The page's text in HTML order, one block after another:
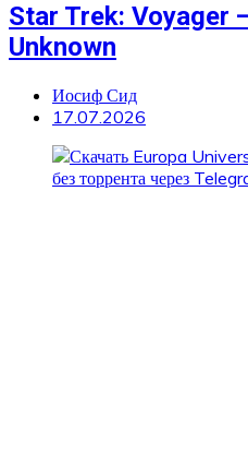
Star Trek: Voyager
Unknown
Иосиф Сид
17.07.2026